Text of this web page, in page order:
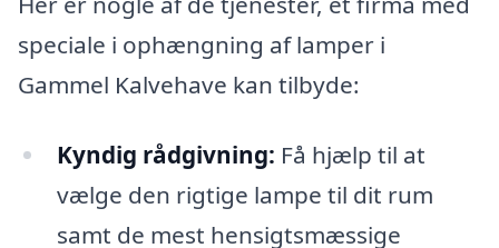
speciale i ophængning af lamper i
Gammel Kalvehave kan tilbyde:
Kyndig rådgivning: Få hjælp til at
vælge den rigtige lampe til dit rum
samt de mest hensigtsmæssige